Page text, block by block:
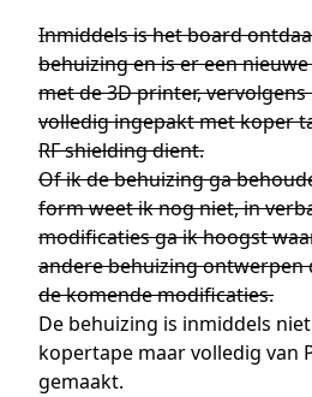
Inmiddels is het board
behuizing en is er een
met de 3D printer,
volledig ingepakt met koper
RF shielding dient.
Of ik de behuizing ga
form weet ik nog niet, in
modificaties ga ik hoogst
andere behuizing ontwerpen
de komende modificaties.
De behuizing is inmiddels
kopertape maar volledig van
gemaakt.